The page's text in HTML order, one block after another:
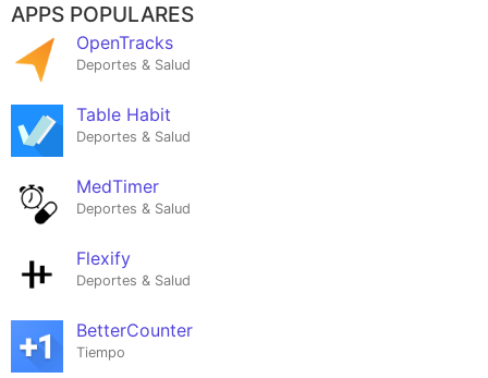
APPS POPULARES
OpenTracks
Deportes & Salud
Table Habit
Deportes & Salud
MedTimer
Deportes & Salud
Flexify
Deportes & Salud
BetterCounter
Tiempo